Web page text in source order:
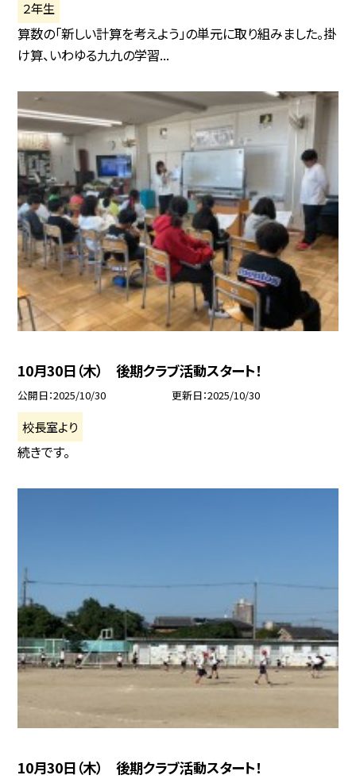
２年生
算数の「新しい計算を考えよう」の単元に取り組みました。掛
け算、いわゆる九九の学習...
10月30日（木） 後期クラブ活動スタート！
公開日 2025/10/30 更新日 2025/10/30
校長室より
続きです。
10月30日（木） 後期クラブ活動スタート！